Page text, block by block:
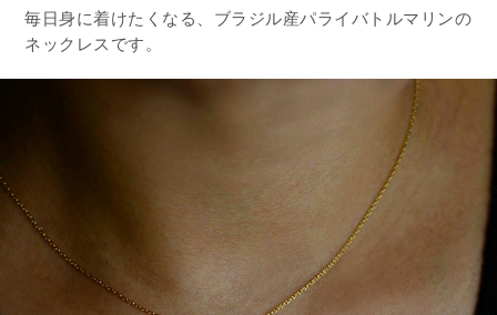
毎日身に着けたくなる、ブラジル産パライバトルマリンの
ネックレスです。